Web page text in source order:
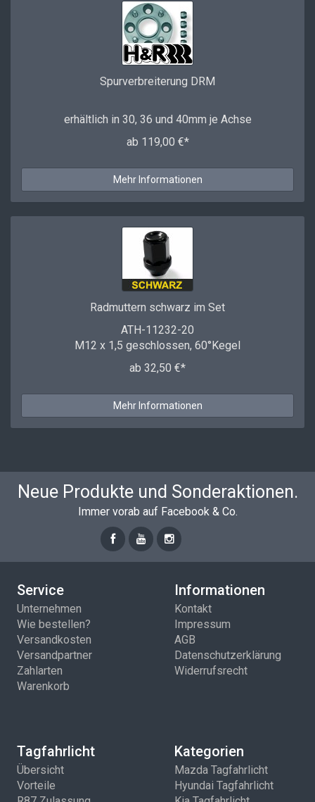
Spurverbreiterung DRM
erhältlich in 30, 36 und 40mm je Achse
ab 119,00 €*
Mehr Informationen
Radmuttern schwarz im Set
ATH-11232-20
M12 x 1,5 geschlossen, 60°Kegel
ab 32,50 €*
Mehr Informationen
Neue Produkte und Sonderaktionen.
Immer vorab auf Facebook & Co.
Service
Unternehmen
Wie bestellen?
Versandkosten
Versandpartner
Zahlarten
Warenkorb
Informationen
Kontakt
Impressum
AGB
Datenschutzerklärung
Widerrufsrecht
Tagfahrlicht
Übersicht
Vorteile
Kategorien
Mazda Tagfahrlicht
Hyundai Tagfahrlicht